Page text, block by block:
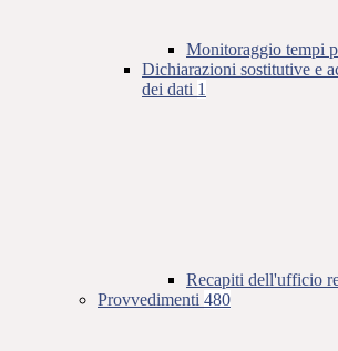
Monitoraggio tempi
Dichiarazioni sostitutive e
dei dati 1
Recapiti dell'ufficio
Provvedimenti 480